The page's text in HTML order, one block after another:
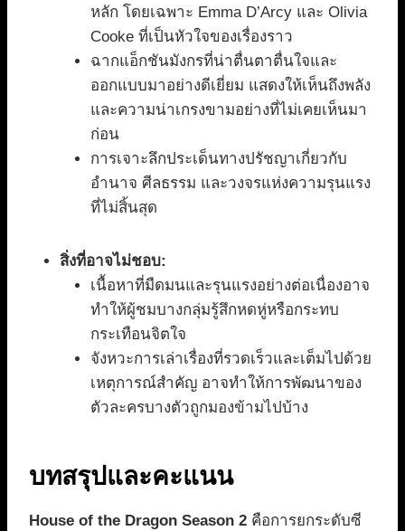
หลัก โดยเฉพาะ Emma D’Arcy และ Olivia
Cooke ที่เป็นหัวใจของเรื่องราว
ฉากแอ็กชันมังกรที่น่าตื่นตาตื่นใจและ
ออกแบบมาอย่างดีเยี่ยม แสดงให้เห็นถึงพลัง
และความน่าเกรงขามอย่างที่ไม่เคยเห็นมา
ก่อน
การเจาะลึกประเด็นทางปรัชญาเกี่ยวกับ
อำนาจ ศีลธรรม และวงจรแห่งความรุนแรง
ที่ไม่สิ้นสุด
สิ่งที่อาจไม่ชอบ:
เนื้อหาที่มืดมนและรุนแรงอย่างต่อเนื่องอาจ
ทำให้ผู้ชมบางกลุ่มรู้สึกหดหู่หรือกระทบ
กระเทือนจิตใจ
จังหวะการเล่าเรื่องที่รวดเร็วและเต็มไปด้วย
เหตุการณ์สำคัญ อาจทำให้การพัฒนาของ
ตัวละครบางตัวถูกมองข้ามไปบ้าง
บทสรุปและคะแนน
House of the Dragon Season 2 คือการยกระดับซี